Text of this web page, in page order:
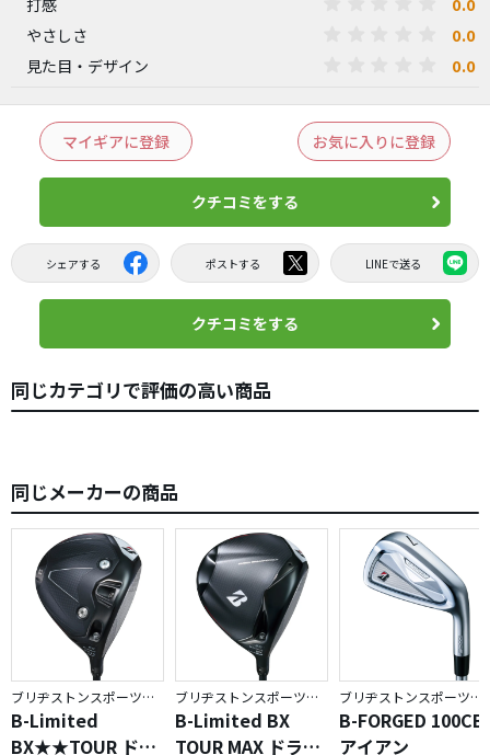
やさしさ 0.0
見た目・デザイン 0.0
マイギアに登録 お気に入りに登録
クチコミをする
シェアする ポストする LINEで送る
クチコミをする
同じカテゴリで評価の高い商品
同じメーカーの商品
ブリヂストンスポーツ／BX
B-Limited
BX★★TOUR ドラ
ブリヂストンスポーツ／BX
B-Limited BX
TOUR MAX ドライ
ブリヂストンスポーツ／BRIDGESTONE GOLF TOUR B
B-FORGED 100CB
アイアン